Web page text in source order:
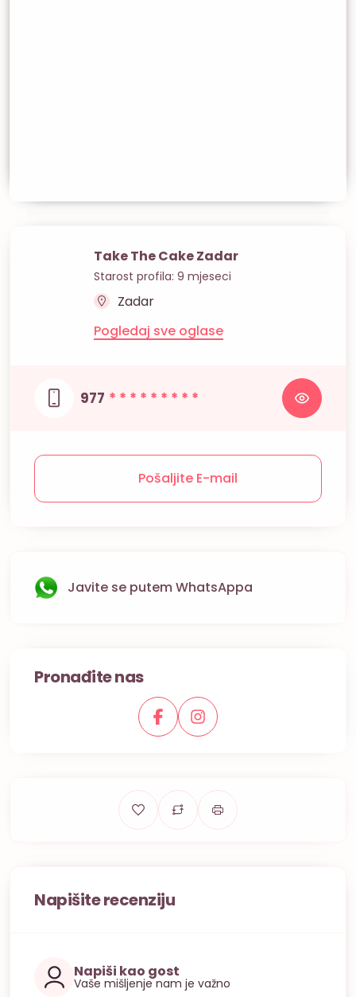
Take The Cake Zadar
Starost profila: 9 mjeseci
Zadar
Pogledaj sve oglase
977 * * * * * * * * *
Pošaljite E-mail
Javite se putem WhatsAppa
Pronađite nas
Napišite recenziju
Napiši kao gost
Vaše mišljenje nam je važno